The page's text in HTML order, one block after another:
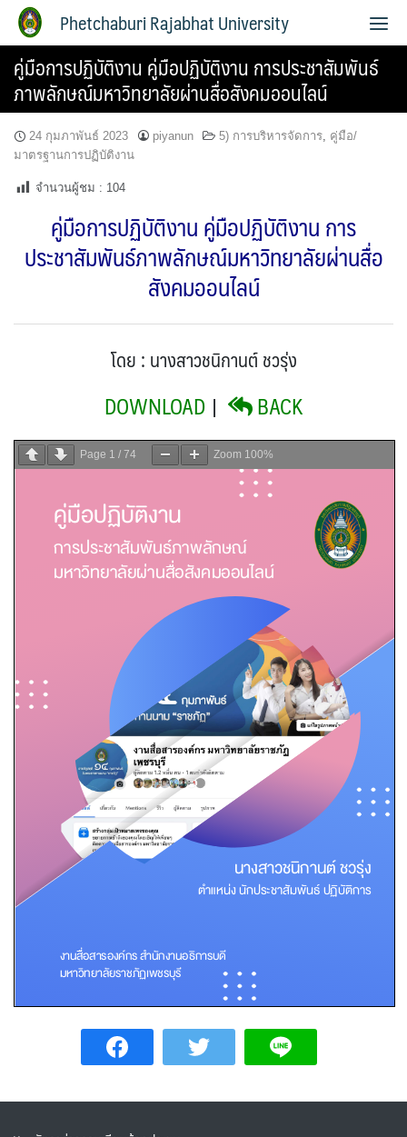
Phetchaburi Rajabhat University
คู่มือการปฏิบัติงาน คู่มือปฏิบัติงาน การประชาสัมพันธ์
ภาพลักษณ์มหาวิทยาลัยผ่านสื่อสังคมออนไลน์
24 กุมภาพันธ์ 2023 piyanun 5) การบริหารจัดการ, คู่มือ/
มาตรฐานการปฏิบัติงาน
จำนวนผู้ชม : 104
คู่มือการปฏิบัติงาน คู่มือปฏิบัติงาน การ
ประชาสัมพันธ์ภาพลักษณ์มหาวิทยาลัยผ่านสื่อ
สังคมออนไลน์
โดย : นางสาวชนิกานต์ ชวรุ่ง
DOWNLOAD| BACK
Page 1 / 74 Zoom 100%